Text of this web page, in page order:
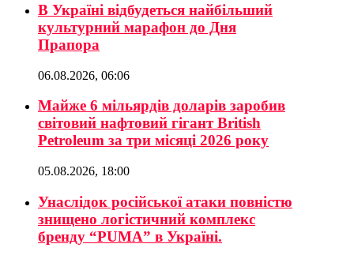
В Україні відбудеться найбільший
культурний марафон до Дня
Прапора
06.08.2026, 06:06
Майже 6 мільярдів доларів заробив
світовий нафтовий гігант British
Petroleum за три місяці 2026 року
05.08.2026, 18:00
Унаслідок російської атаки повністю
знищено логістичний комплекс
бренду “PUMA” в Україні.